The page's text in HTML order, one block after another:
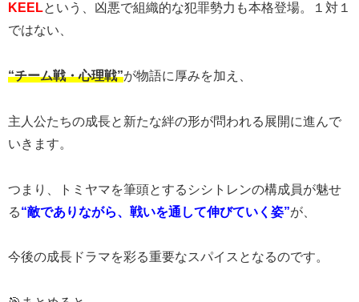
KEELという、凶悪で組織的な犯罪勢力も本格登場。１対１
ではない、
“チーム戦・心理戦”が物語に厚みを加え、
主人公たちの成長と新たな絆の形が問われる展開に進んで
いきます。
つまり、トミヤマを筆頭とするシシトレンの構成員が魅せ
る“敵でありながら、戦いを通して伸びていく姿”が、
今後の成長ドラマを彩る重要なスパイスとなるのです。